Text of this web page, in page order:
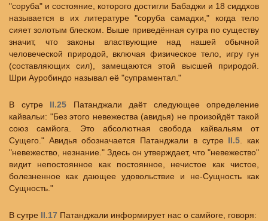
"соруба" и состояние, которого достигли Бабаджи и 18 сиддхов
называется в их литературе "соруба самадхи," когда тело
сияет золотым блеском. Выше приведённая сутра по существу
значит, что законы властвующие над нашей обычной
человеческой природой, включая физическое тело, игру гун
(составляющих сил), замещаются этой высшей природой.
Шри Ауробиндо называл её "супраментал."
В сутре II.25 Патанджали даёт следующее определение
кайвальи: "Без этого невежества (авидья) не произойдёт такой
союз самйога. Это абсолютная свобода кайвальям от
Сущего." Авидья обозначается Патанджали в сутре II.5. как
"невежество, незнание." Здесь он утверждает, что "невежество"
видит непостоянное как постоянное, нечистое как чистое,
болезненное как дающее удовольствие и не-Сущность как
Сущность."
В сутре II.17 Патанджали информирует нас о самйоге, говоря: